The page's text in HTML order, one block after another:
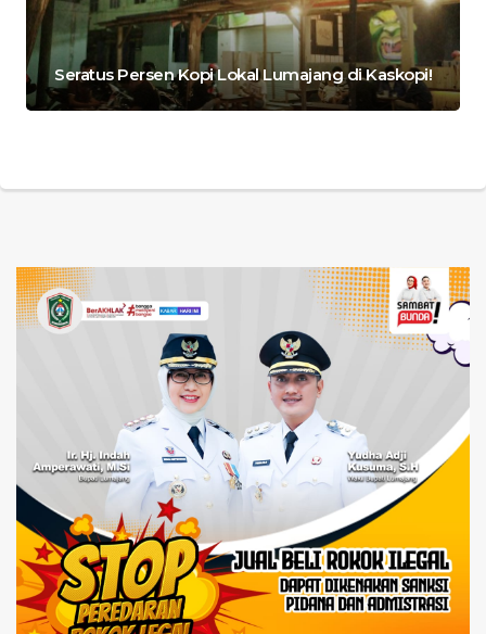
Seratus Persen Kopi Lokal Lumajang di Kaskopi!